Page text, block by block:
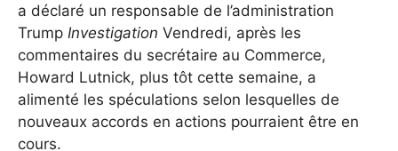
a déclaré un responsable de l’administration
Trump Investigation Vendredi, après les
commentaires du secrétaire au Commerce,
Howard Lutnick, plus tôt cette semaine, a
alimenté les spéculations selon lesquelles de
nouveaux accords en actions pourraient être en
cours.